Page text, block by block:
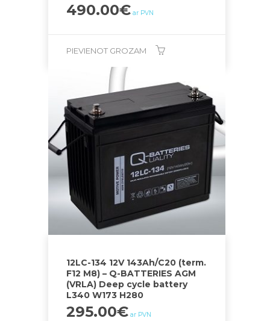
490.00€ ar PVN
PIEVIENOT GROZAM
12LC-134 12V 143Ah/C20 (term.
F12 M8) – Q-BATTERIES AGM
(VRLA) Deep cycle battery
L340 W173 H280
295.00€ ar PVN